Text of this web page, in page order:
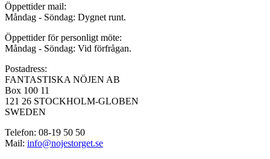
Öppettider mail:
Måndag - Söndag: Dygnet runt.
Öppettider för personligt möte:
Måndag - Söndag: Vid förfrågan.
Postadress:
FANTASTISKA NÖJEN AB
Box 100 11
121 26 STOCKHOLM-GLOBEN
SWEDEN
Telefon: 08-19 50 50
Mail: info@nojestorget.se